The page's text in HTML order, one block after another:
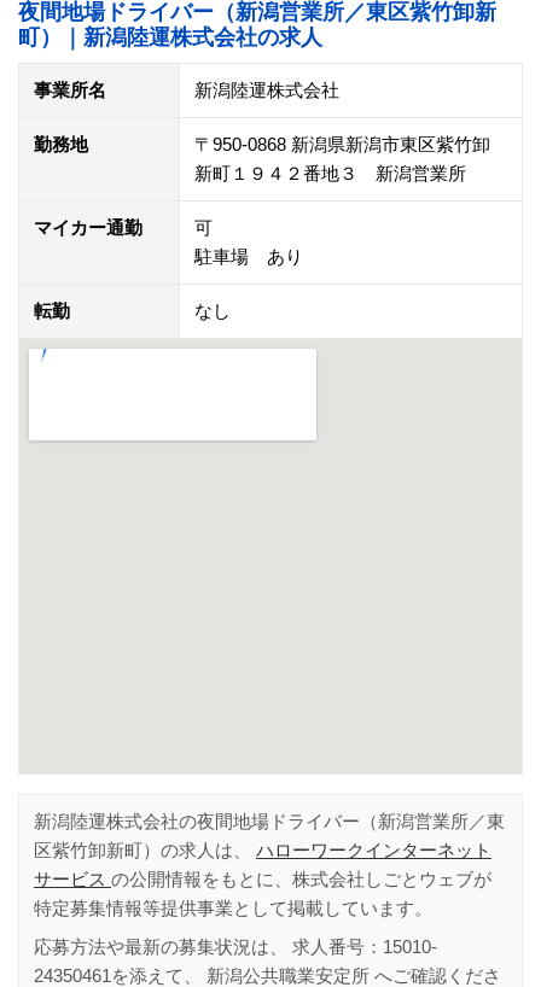
夜間地場ドライバー（新潟営業所／東区紫竹卸新
町）｜新潟陸運株式会社の求人
事業所名 新潟陸運株式会社
勤務地
〒950-0868 新潟県新潟市東区紫竹卸
新町１９４２番地３ 新潟営業所
マイカー通勤
可
駐車場 あり
転勤 なし
新潟陸運株式会社の夜間地場ドライバー（新潟営業所／東
区紫竹卸新町）の求人は、 ハローワークインターネット
サービス の公開情報をもとに、株式会社しごとウェブが
特定募集情報等提供事業として掲載しています。
応募方法や最新の募集状況は、 求人番号： 15010-
24350461 を添えて、 新潟公共職業安定所 へご確認くださ